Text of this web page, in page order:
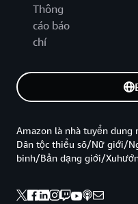
Thông
cáo báo
chí
Amazon là nhà tuyển dung
Dân tộc thiểu số/Nữ giới/
binh/Bản dạng giới/